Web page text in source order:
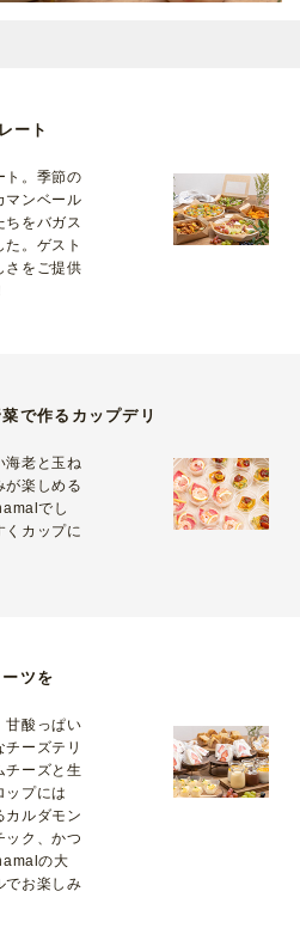
ート
ト。季節の
マンベール
ちをバガス
。ゲスト
さをご提供
で作るカップデリ
海老と玉ね
が楽しめる
でし
くカップに
ツを
甘酸っぱい
ーズテリ
チーズと生
ップには
カルダモン
ック、かつ
の大
でお楽しみ